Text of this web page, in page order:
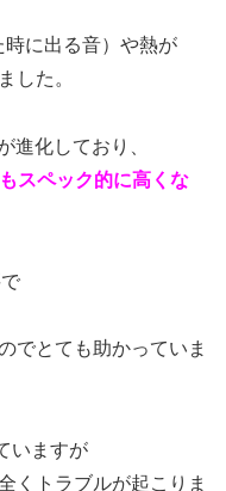
に出る音）や熱が
した。
進化しており、
スペック的に高くな
でとても助かっていま
いますが
くトラブルが起こりま